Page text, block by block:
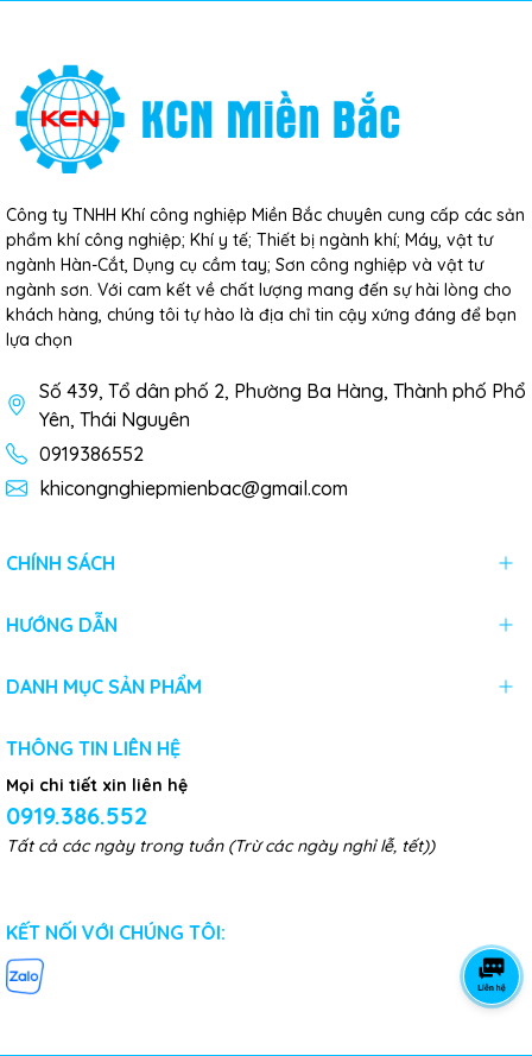
Công ty TNHH Khí công nghiệp Miền Bắc chuyên cung cấp các sản
phẩm khí công nghiệp; Khí y tế; Thiết bị ngành khí; Máy, vật tư
ngành Hàn-Cắt, Dụng cụ cầm tay; Sơn công nghiệp và vật tư
ngành sơn. Với cam kết về chất lượng mang đến sự hài lòng cho
khách hàng, chúng tôi tự hào là địa chỉ tin cậy xứng đáng để bạn
lựa chọn
Số 439, Tổ dân phố 2, Phường Ba Hàng, Thành phố Phổ
Yên, Thái Nguyên
0919386552
khicongnghiepmienbac@gmail.com
CHÍNH SÁCH
HƯỚNG DẪN
DANH MỤC SẢN PHẨM
THÔNG TIN LIÊN HỆ
Mọi chi tiết xin liên hệ
0919.386.552
Tất cả các ngày trong tuần (Trừ các ngày nghỉ lễ, tết))
KẾT NỐI VỚI CHÚNG TÔI: